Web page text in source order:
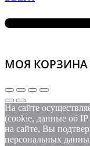
МОЯ КОРЗИНА
На сайте
(cookie, данные об IP
на сайте, Вы
персональных